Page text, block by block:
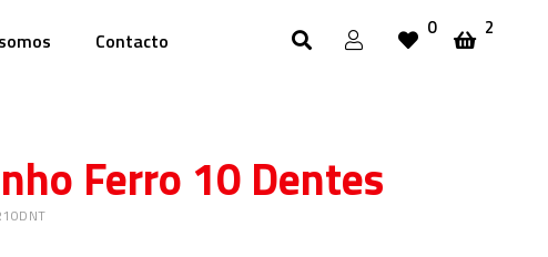
Contacto
0 2
Ferro 10 Dentes